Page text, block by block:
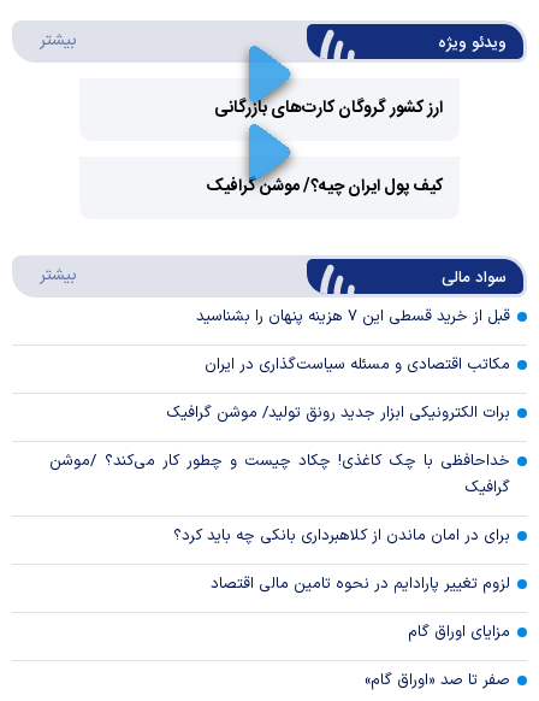
ویدئو ویژه بیشتر
ارز کشور گروگان کارت‌های بازرگانی
Video
کیف پول ایران چیه؟/ موشن گرافیک
سواد مالی بیشتر
قبل از خرید قسطی این ۷ هزینه پنهان را بشناسید
مکاتب اقتصادی و مسئله سیاست‌گذاری در ایران
برات الکترونیکی ابزار جدید رونق تولید/ موشن گرافیک
خداحافظی با چک کاغذی! چکاد چیست و چطور کار می‌کند؟ /موشن
گرافیک
برای در امان ماندن از کلاهبرداری بانکی چه باید کرد؟
لزوم تغییر پارادایم در نحوه تامین مالی اقتصاد
مزایای اوراق گام
صفر تا صد «اوراق گام»